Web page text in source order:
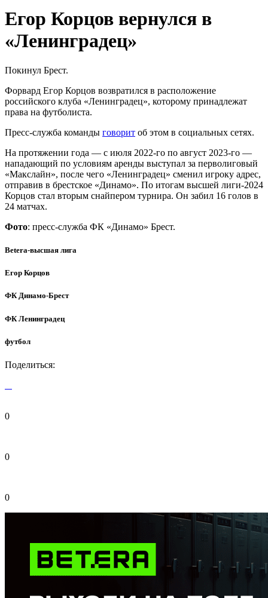
Егор Корцов вернулся в
«Ленинградец»
Покинул Брест.
Форвард Егор Корцов возвратился в расположение
российского клуба «Ленинградец», которому принадлежат
права на футболиста.
Пресс-служба команды говорит об этом в социальных сетях.
На протяжении года — с июля 2022-го по август 2023-го —
нападающий по условиям аренды выступал за перволиговый
«Макслайн», после чего «Ленинградец» сменил игроку адрес,
отправив в брестское «Динамо». По итогам высшей лиги-2024
Корцов стал вторым снайпером турнира. Он забил 16 голов в
24 матчах.
Фото: пресс-служба ФК «Динамо» Брест.
Betera-высшая лига
Егор Корцов
ФК Динамо-Брест
ФК Ленинградец
футбол
Поделиться:
0
0
0